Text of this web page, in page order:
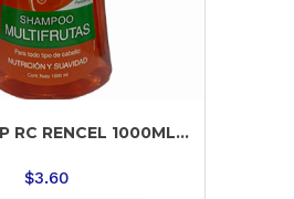
RC RENCEL 1000ML...
$3.60